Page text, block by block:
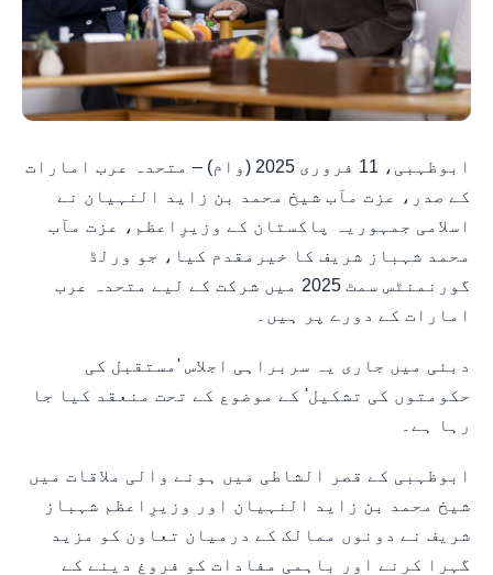
ابوظہبی، 11 فروری 2025 (وام) – متحدہ عرب امارات
کے صدر، عزت مآب شیخ محمد بن زاید النہیان نے
اسلامی جمہوریہ پاکستان کے وزیرِاعظم، عزت مآب
محمد شہباز شریف کا خیرمقدم کیا، جو ورلڈ
گورنمنٹس سمٹ 2025 میں شرکت کے لیے متحدہ عرب
امارات کے دورے پر ہیں۔
دبئی میں جاری یہ سربراہی اجلاس 'مستقبل کی
حکومتوں کی تشکیل' کے موضوع کے تحت منعقد کیا جا
رہا ہے۔
ابوظہبی کے قصر الشاطی میں ہونے والی ملاقات میں
شیخ محمد بن زاید النہیان اور وزیرِاعظم شہباز
شریف نے دونوں ممالک کے درمیان تعاون کو مزید
گہرا کرنے اور باہمی مفادات کو فروغ دینے کے